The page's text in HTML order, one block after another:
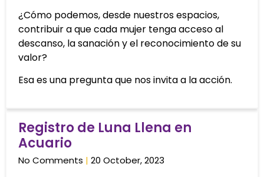
¿Cómo podemos, desde nuestros espacios,
contribuir a que cada mujer tenga acceso al
descanso, la sanación y el reconocimiento de su
valor?
Esa es una pregunta que nos invita a la acción.
Registro de Luna Llena en
Acuario
No Comments 20 October, 2023